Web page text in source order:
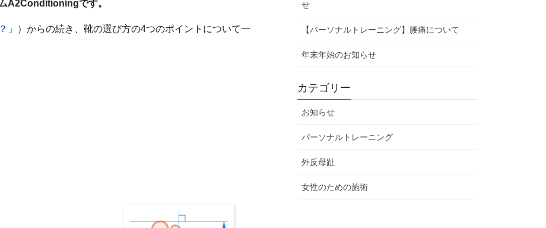
A2Conditioningです。
」）からの続き、靴の選び方の4つのポイントについて一
せ
【パーソナルトレーニング】腰痛について
年末年始のお知らせ
カテゴリー
お知らせ
パーソナルトレーニング
外反母趾
女性のための施術